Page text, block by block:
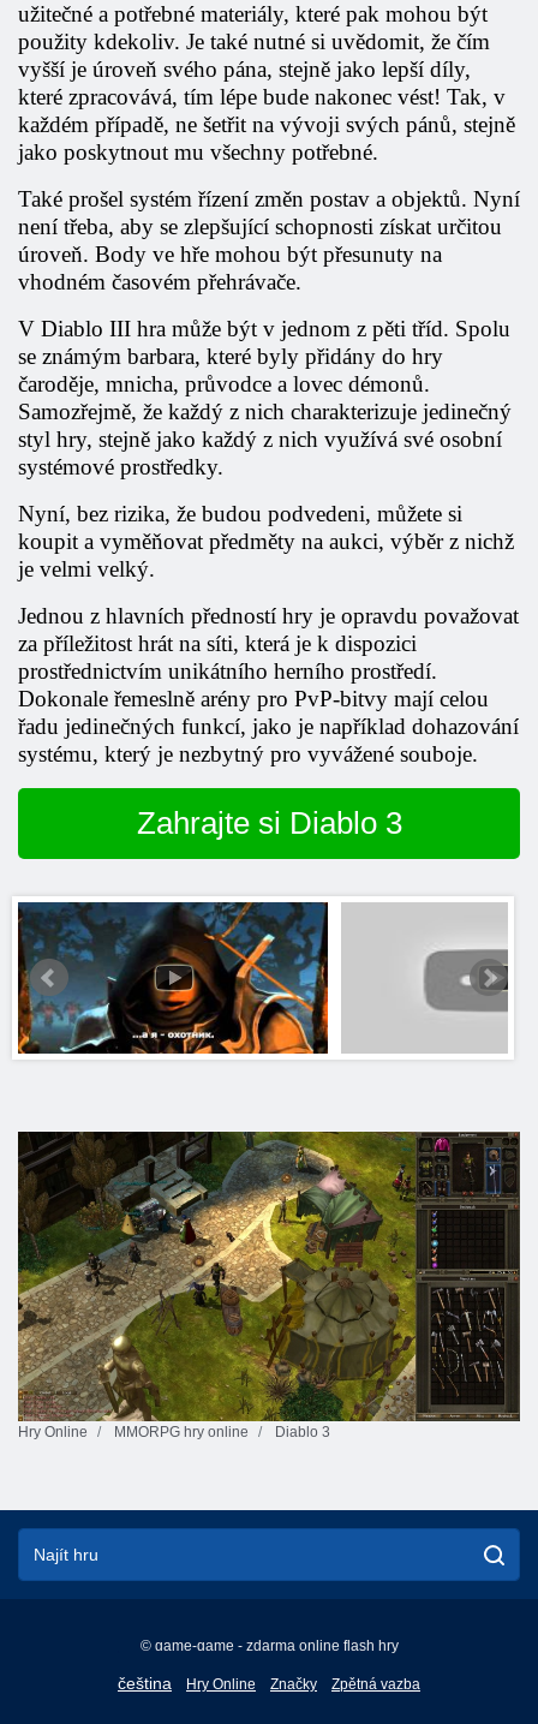
užitečné a potřebné materiály, které pak mohou být
použity kdekoliv. Je také nutné si uvědomit, že čím
vyšší je úroveň svého pána, stejně jako lepší díly,
které zpracovává, tím lépe bude nakonec vést! Tak, v
každém případě, ne šetřit na vývoji svých pánů, stejně
jako poskytnout mu všechny potřebné.
Také prošel systém řízení změn postav a objektů. Nyní
není třeba, aby se zlepšující schopnosti získat určitou
úroveň. Body ve hře mohou být přesunuty na
vhodném časovém přehrávače.
V Diablo III hra může být v jednom z pěti tříd. Spolu
se známým barbara, které byly přidány do hry
čaroděje, mnicha, průvodce a lovec démonů.
Samozřejmě, že každý z nich charakterizuje jedinečný
styl hry, stejně jako každý z nich využívá své osobní
systémové prostředky.
Nyní, bez rizika, že budou podvedeni, můžete si
koupit a vyměňovat předměty na aukci, výběr z nichž
je velmi velký.
Jednou z hlavních předností hry je opravdu považovat
za příležitost hrát na síti, která je k dispozici
prostřednictvím unikátního herního prostředí.
Dokonale řemeslně arény pro PvP-bitvy mají celou
řadu jedinečných funkcí, jako je například dohazování
systému, který je nezbytný pro vyvážené souboje.
Zahrajte si Diablo 3
Hry Online MMORPG hry online Diablo 3
© game-game - zdarma online flash hry
čeština
English
Hry Online Značky Zpětná vazba